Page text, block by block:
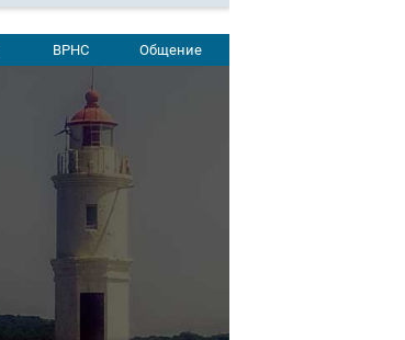
ВРНС Общение